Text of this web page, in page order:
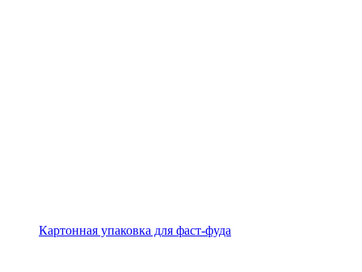
Картонная упаковка для фаст-фуда